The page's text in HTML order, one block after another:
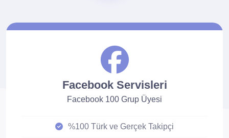
Facebook Servisleri
Facebook 100 Grup Üyesi
%100 Türk ve Gerçek Takipçi